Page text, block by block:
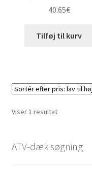
40.65€
Tilføj til kurv
Viser 1 resultat
ATV-dæk søgning